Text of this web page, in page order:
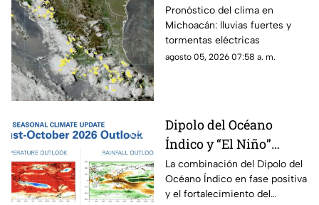
lluvias fuertes,
tormentas eléctricas y
ambiente caluroso
Pronóstico del clima en
Michoacán: lluvias fuertes y
tormentas eléctricas
agosto 05, 2026 07:58 a. m.
Dipolo del Océano
Índico y “El Niño”
podrían cambiar el
clima de 2026;
Michoacán se prepara
La combinación del Dipolo del
Océano Índico en fase positiva
y el fortalecimiento del